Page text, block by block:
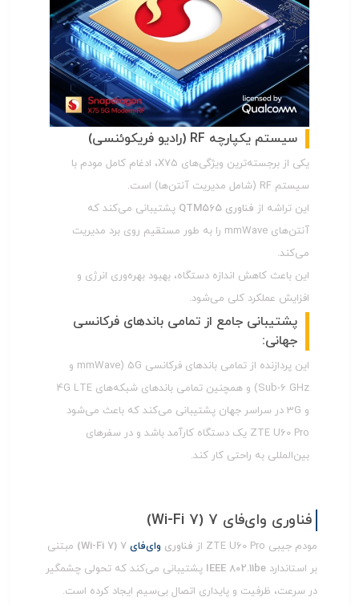
سیستم یکپارچه RF (رادیو فریکوئنسی)
یکی از برجسته‌ترین ویژگی‌های X75، ادغام کامل مودم با
سیستم RF (شامل مدیریت آنتن‌ها) است.
این تراشه از فناوری QTM565
پشتیبانی می‌کند که
آنتن‌های mmWave را به طور مستقیم روی برد مدیریت
می‌کند.
این باعث کاهش اندازه دستگاه، بهبود بهره‌وری انرژی و
افزایش عملکرد کلی می‌شود.
پشتیبانی جامع از تمامی باندهای فرکانسی
جهانی:
این پردازنده از تمامی باندهای فرکانسی 5G (mmWave و
Sub-6 GHz) و همچنین تمامی باندهای شبکه‌های 4G LTE
و 3G در سراسر جهان پشتیبانی می‌کند که باعث می‌شود
ZTE U60 Pro یک دستگاه کارآمد باشد و در سفرهای
بین‌المللی به راحتی کار کند.
فناوری وای‌فای 7 (Wi-Fi 7)
مودم جیبی ZTE U60 Pro از فناوری وای‌فای
مبتنی
بر استاندارد IEEE 802.11be پشتیبانی می‌کند که تحولی چشمگیر
در سرعت، ظرفیت و پایداری اتصال بی‌سیم ایجاد کرده است.